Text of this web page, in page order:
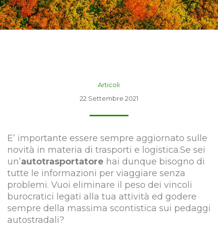
Articoli
22 Settembre 2021
E’ importante essere sempre aggiornato sulle
novità in materia di trasporti e logistica.Se sei
un’autotrasportatore hai dunque bisogno di
tutte le informazioni per viaggiare senza
problemi. Vuoi eliminare il peso dei vincoli
burocratici legati alla tua attività ed godere
sempre della massima scontistica sui pedaggi
autostradali?